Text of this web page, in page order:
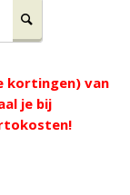
kortingen) van
je bij